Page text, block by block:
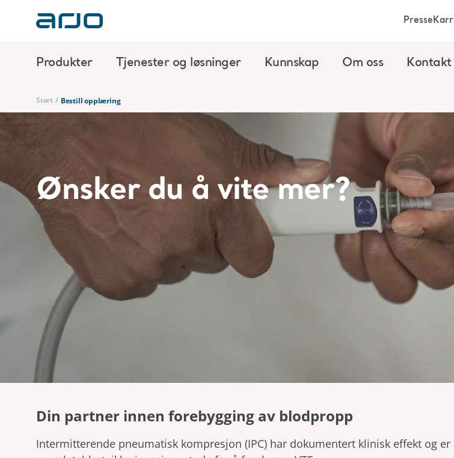
Produkter Tjenester og løsninger Kunnskap Om oss Kontakt
Presse
Start / Bestill opplæring
Ønsker du å vite mer?
Din partner innen forebygging av blodpropp
Intermitterende pneumatisk kompresjon (IPC) har dokumentert klinisk effekt og er